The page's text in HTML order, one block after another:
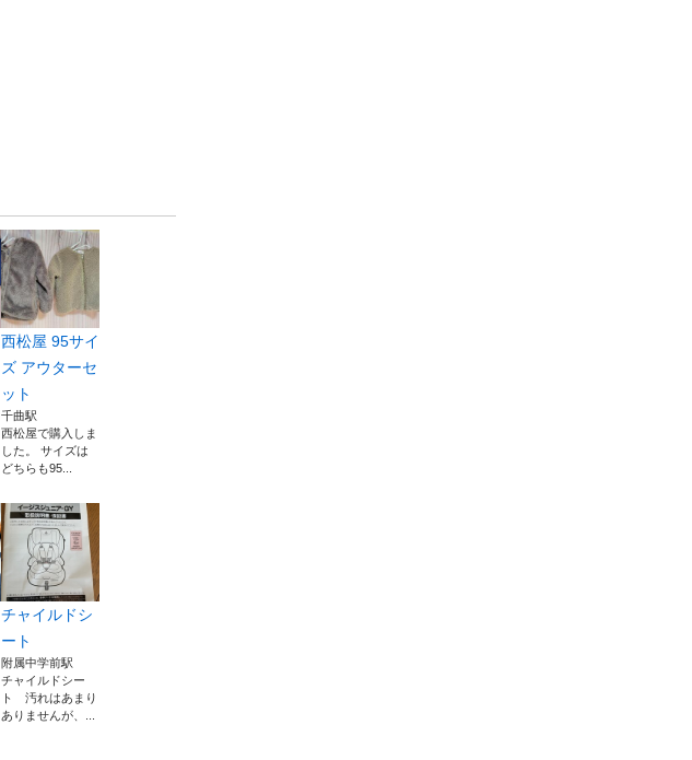
西松屋 95サイ
ズ アウターセ
ット
千曲駅
西松屋で購入しま
した。 サイズは
どちらも95...
チャイルドシ
ート
附属中学前駅
チャイルドシー
ト 汚れはあまり
ありませんが、...